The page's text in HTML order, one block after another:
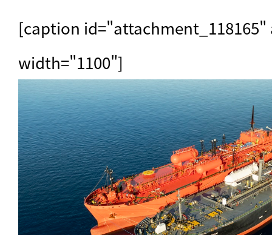
[caption
width="1100"]